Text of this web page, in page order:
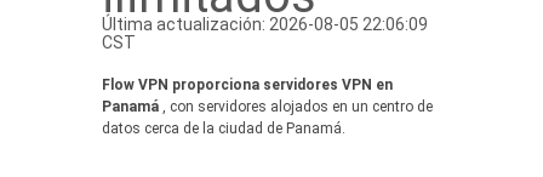
Última actualización: 2026-08-05 22:06:09
CST
Flow VPN proporciona servidores VPN en
Panamá , con servidores alojados en un centro de
datos cerca de la ciudad de Panamá.